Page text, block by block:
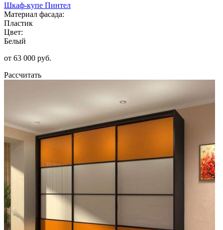
Шкаф-купе Пинтел
Материал фасада:
Пластик
Цвет:
Белый
от 63 000 руб.
Рассчитать